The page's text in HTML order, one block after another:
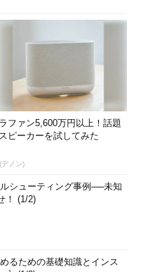
ファン5,600万円以上！話題
ピーカーを試してみた
デノン)
シューティング事例──未知
！ (1/2)
るための基礎知識とインス